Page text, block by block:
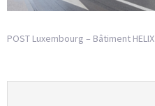
POST Luxembourg – Bâtiment HELIX